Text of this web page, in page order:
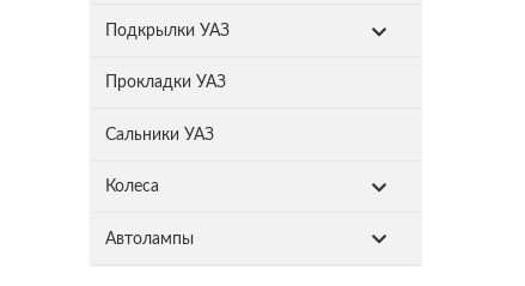
Подкрылки УАЗ
Прокладки УАЗ
Сальники УАЗ
Колеса
Автолампы